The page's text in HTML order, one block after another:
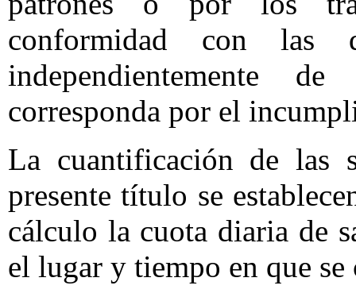
conformidad con las
independientemente
corresponda por el
La cuantificación de las
presente título se
cálculo la cuota diaria de
el lugar y tiempo en que